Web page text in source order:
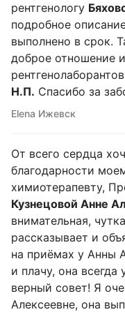
рентгенологу
подробное
выполнено в срок.
доброе отношение
рентгенолаборантов
Н.П. Спасибо за
Elena Ижевск
От всего сердца
благодарности
химиотерапевту,
Кузнецовой Анне
внимательная,
рассказывает и
на приёмах у Анны
и плачу, она
верный совет! Я
Алексеевне, она